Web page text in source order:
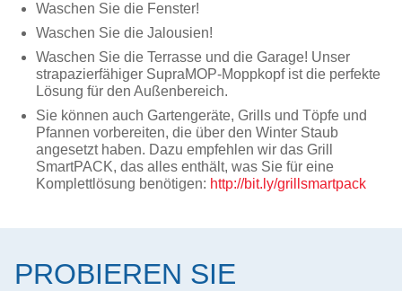
Waschen Sie die Fenster!
Waschen Sie die Jalousien!
Waschen Sie die Terrasse und die Garage! Unser
strapazierfähiger SupraMOP-Moppkopf ist die perfekte
Lösung für den Außenbereich.
Sie können auch Gartengeräte, Grills und Töpfe und
Pfannen vorbereiten, die über den Winter Staub
angesetzt haben. Dazu empfehlen wir das Grill
SmartPACK, das alles enthält, was Sie für eine
Komplettlösung benötigen: http://bit.ly/grillsmartpack
PROBIEREN SIE